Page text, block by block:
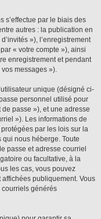
s’effectue par le biais des
autres : la publication en
»), l’enregistrement
« votre compte »), ainsi
enregistrement et pendant
messages »).
unique (désigné ci-
personnel utilisé pour
passe »), et une adresse
»). Les informations de
par les lois sur la
nous héberge. Toute
passe et adresse courriel
ou facultative, à la
les cas, vous pouvez
publiquement. Vous
générés